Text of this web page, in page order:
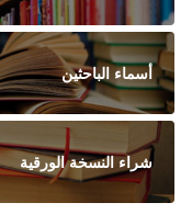
أسماء الباحثين
شراء النسخة الورقية